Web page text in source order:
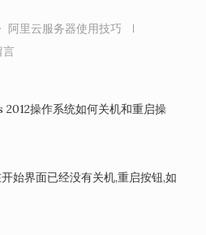
阿里云服务器使用技巧
言
操作系统如何关机和重启操
始界面已经没有关机,重启按钮,如